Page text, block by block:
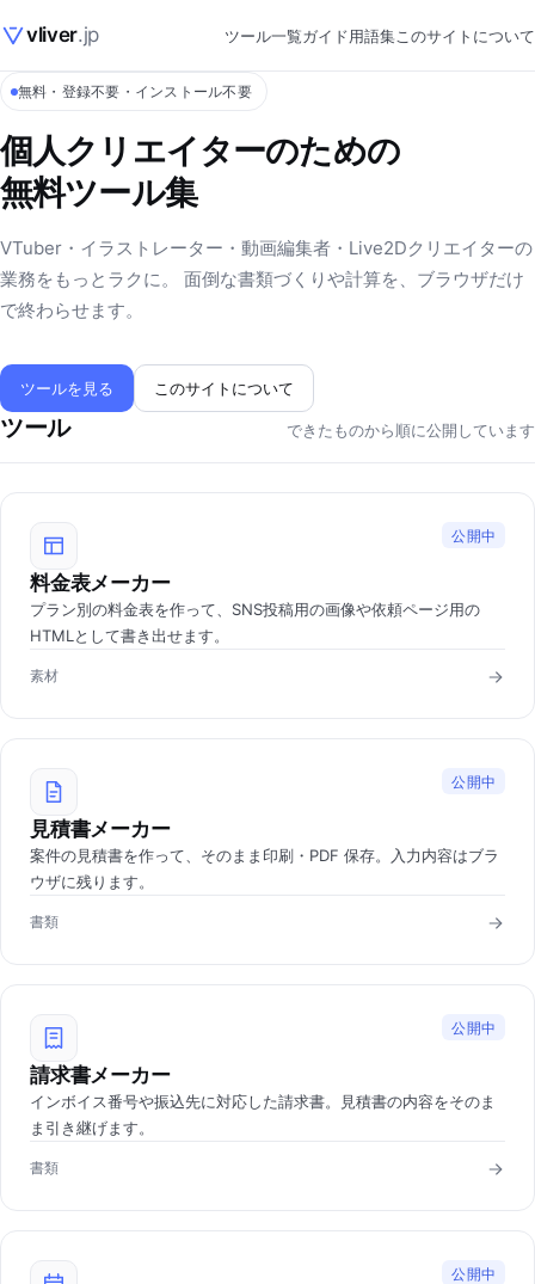
vliver.jp ツール一覧ガイド用語集このサイトについて
無料・登録不要・インストール不要
個人クリエイターのための
無料ツール集
VTuber・イラストレーター・動画編集者・Live2Dクリエイターの
業務をもっとラクに。 面倒な書類づくりや計算を、ブラウザだけ
で終わらせます。
ツールを見る このサイトについて
ツール できたものから順に公開しています
公開中
料金表メーカー
プラン別の料金表を作って、SNS投稿用の画像や依頼ページ用の
HTMLとして書き出せます。
素材
公開中
見積書メーカー
案件の見積書を作って、そのまま印刷・PDF 保存。入力内容はブラ
ウザに残ります。
書類
公開中
請求書メーカー
インボイス番号や振込先に対応した請求書。見積書の内容をそのま
ま引き継げます。
書類
公開中